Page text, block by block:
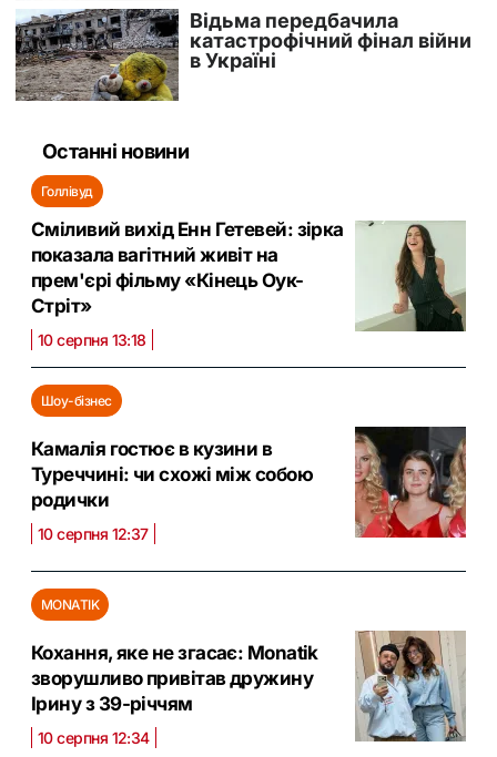
Останні новини
Голлівуд
Сміливий вихід Енн Гетевей: зірка
показала вагітний живіт на
прем'єрі фільму «Кінець Оук-
Стріт»
10 серпня 13:18
Шоу-бізнес
Камалія гостює в кузини в
Туреччині: чи схожі між собою
родички
10 серпня 12:37
MONATIK
Кохання, яке не згасає: Monatik
зворушливо привітав дружину
Ірину з 39-річчям
10 серпня 12:34